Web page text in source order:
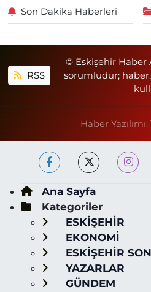
Son Dakika Haberleri
RSS
© Eskişehir Haber
sorumludur;
Haber Yazılımı:
Ana Sayfa
Kategoriler
ESKİŞEHİR
EKONOMİ
ESKİŞEHİR
YAZARLAR
GÜNDEM